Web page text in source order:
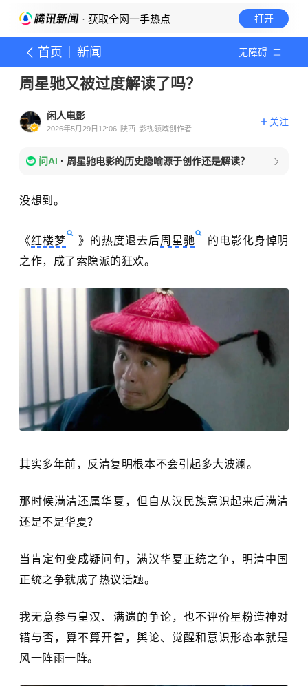
· 获取全网一手热点 打开
首页 新闻 无障碍
周星驰又被过度解读了吗？
闲人电影
2026年5月29日12:06 陕西 影视领域创作者
关注
问AI · 周星驰电影的历史隐喻源于创作还是解读？
没想到。
《红楼梦 》的热度退去后周星驰
的电影化身悼明
之作，成了索隐派的狂欢。
其实多年前，反清复明根本不会引起多大波澜。
那时候满清还属华夏，但自从汉民族意识起来后满清
还是不是华夏？
当肯定句变成疑问句，满汉华夏正统之争，明清中国
正统之争就成了热议话题。
我无意参与皇汉、满遗的争论，也不评价星粉造神对
错与否，算不算开智，舆论、觉醒和意识形态本就是
风一阵雨一阵。